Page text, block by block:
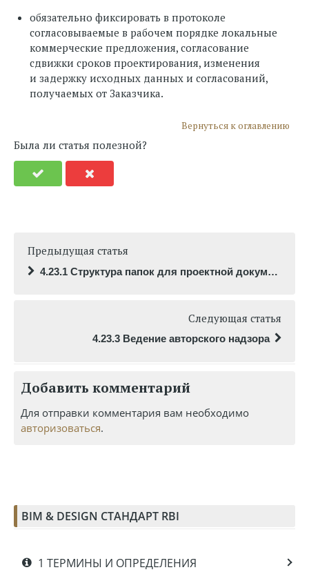
обязательно фиксировать в протоколе
согласовываемые в рабочем порядке локальные
коммерческие предложения, согласование
сдвижки сроков проектирования, изменения
и задержку исходных данных и согласований,
получаемых от Заказчика.
Вернуться к оглавлению
Была ли статья полезной?
Предыдущая статья
4.23.1 Структура папок для проектной документации
Следующая статья
4.23.3 Ведение авторского надзора
Добавить комментарий
Для отправки комментария вам необходимо
авторизоваться.
BIM & DESIGN СТАНДАРТ RBI
1 ТЕРМИНЫ И ОПРЕДЕЛЕНИЯ